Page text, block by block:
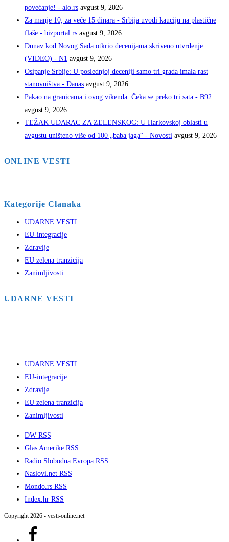
povećanje! - alo.rs avgust 9, 2026
Za manje 10, za veće 15 dinara - Srbija uvodi kauciju na plastične
flaše - bizportal.rs avgust 9, 2026
Dunav kod Novog Sada otkrio decenijama skriveno utvrđenje
(VIDEO) - N1 avgust 9, 2026
Osipanje Srbije: U poslednjoj deceniji samo tri grada imala rast
stanovništva - Danas avgust 9, 2026
Pakao na granicama i ovog vikenda: Čeka se preko tri sata - B92
avgust 9, 2026
TEŽAK UDARAC ZA ZELENSKOG: U Harkovskoj oblasti u
avgustu uništeno više od 100 „baba jaga“ - Novosti avgust 9, 2026
ONLINE VESTI
Kategorije Clanaka
UDARNE VESTI
EU-integracije
Zdravlje
EU zelena tranzicija
Zanimljivosti
UDARNE VESTI
UDARNE VESTI
EU-integracije
Zdravlje
EU zelena tranzicija
Zanimljivosti
DW RSS
Glas Amerike RSS
Radio Slobodna Evropa RSS
Naslovi.net RSS
Mondo.rs RSS
Index.hr RSS
Copyright 2026 - vesti-online.net